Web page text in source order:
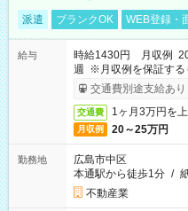
派遣 ブランクOK WEB登録・
給与
時給1430円 月収例
週 ※月収例を保証する
ービス利用可（利用条
交通費別途支給あり
交通費 1ヶ月3万円を
月収例 20～25万円
勤務地
広島市中区
本通駅から徒歩1分 /
不動産業